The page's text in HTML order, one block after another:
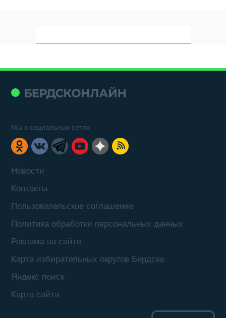
Новости
Контакты
Пользовательское соглашение
Политика обработки персональных данных
Реклама на сайте
Карта избирательных округов Бердска
Яндекс поиск
Карта сайта
Мы в социальных сетях